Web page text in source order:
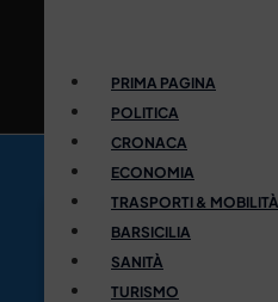
PRIMA PAGINA
POLITICA
CRONACA
ECONOMIA
TRASPORTI & MOBILITÀ
BARSICILIA
SANITÀ
TURISMO